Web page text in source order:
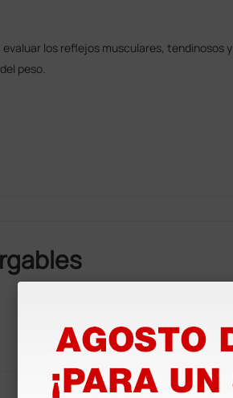
los reflejos musculares, tendinosos y
peso.